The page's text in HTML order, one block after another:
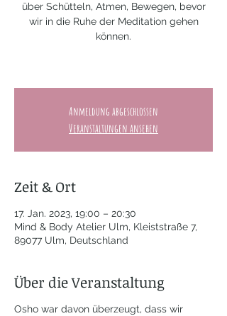
über Schütteln, Atmen, Bewegen, bevor
wir in die Ruhe der Meditation gehen
können.
Anmeldung abgeschlossen
Veranstaltungen ansehen
Zeit & Ort
17. Jan. 2023, 19:00 – 20:30
Mind & Body Atelier Ulm, Kleiststraße 7,
89077 Ulm, Deutschland
Über die Veranstaltung
Osho war davon überzeugt, dass wir